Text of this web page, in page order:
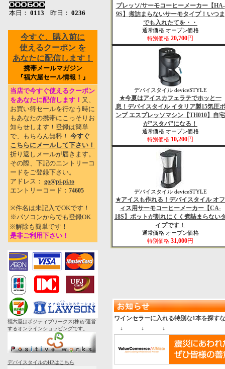
本日： 0113 昨日： 0236
今すぐ、購入前に
使えるクーポン を
あなたに配信します！
携帯メールマガジン
『福六屋セール情報！』
当店で今すぐ使えるクーポン
をあなたに配信します！ 又 、
お買い得セールを行なう時に
もあなたの携帯にこっそりお
知らせします！登録は簡単
で、もちろん無料！ 今すぐ
こちらにメールして下さい！
折り返しメールが届きます。
その際、下記のエントリーコ
ードをご登録下さい。
アドレス： go@pi-pi.to
エントリーコード： 74605
※件名は未記入でOKです！
※パソコンからでも登録OK
※解除も簡単です！
是非ご利用下さい！
福六屋はポジティブワークス(株)が運営
するオンラインショッピングです。
デバイスタイルのHPはこちら
プレッソ/サーモコーヒーメーカー【HA-
9S】煮詰まらないサーモタイプ！いつま
でも入れたてを・・
通常価格 オープン価格
特別価格 20,700円
デバイスタイル deviceSTYLE
★今夏はアイスカフェラテでホッと一
息！デバイスタイル イタリア製15気圧ポ
ンプ エスプレッソマシン【TH010】自宅
が”スタバ”になる！
通常価格 オープン価格
特別価格 10,200円
デバイスタイル deviceSTYLE
★アイスも作れる！デバイスタイル オフ
ィス用サーモコーヒーメーカー【CA-
18S】ポットが割れにくく煮詰まらない
イプです！
通常価格 オープン価格
特別価格 31,000円
ワインセラーに入れる特別な1本を探す
↓ ↓ ↓